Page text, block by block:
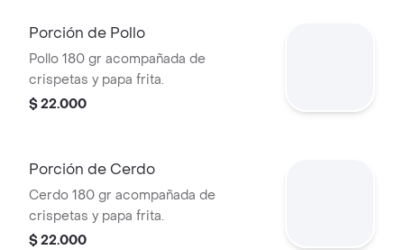
Porción de Pollo
Pollo 180 gr acompañada de
crispetas y papa frita.
$ 22.000
Porción de Cerdo
Cerdo 180 gr acompañada de
crispetas y papa frita.
$ 22.000